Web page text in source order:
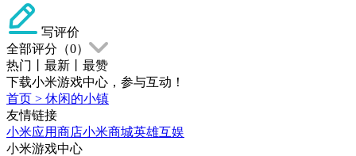
写评价
全部评分（0）
热门
最新
最赞
下载小米游戏中心，参与互动！
首页 > 休闲的小镇
友情链接
小米应用商店小米商城英雄互娱
小米游戏中心